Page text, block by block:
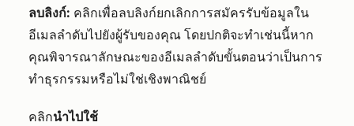
ลบลิงก์: คลิกเพื่อลบลิงก์ยกเลิกการสมัครรับข้อมูลใน
อีเมลลำดับไปยังผู้รับของคุณ โดยปกติจะทำเช่นนี้หาก
คุณพิจารณาลักษณะของอีเมลลำดับขั้นตอนว่าเป็นการ
ทำธุรกรรมหรือไม่ใช่เชิงพาณิชย์
คลิกนำไปใช้